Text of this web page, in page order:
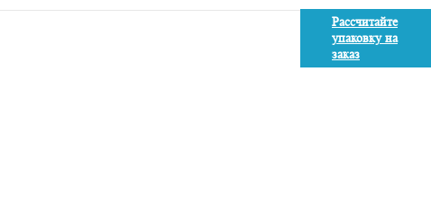
Рассчитайте
упаковку на
заказ